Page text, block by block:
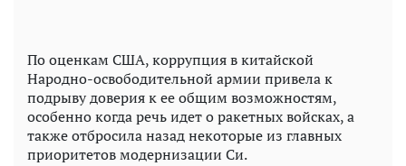
По оценкам США, коррупция в китайской
Народно-освободительной армии привела к
подрыву доверия к ее общим возможностям,
особенно когда речь идет о ракетных войсках, а
также отбросила назад некоторые из главных
приоритетов модернизации Си.